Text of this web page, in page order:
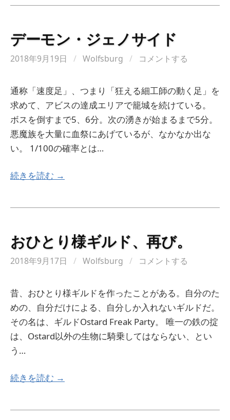
デーモン・ジェノサイド
2018年9月19日 / Wolfsburg / コメントする
通称「速度足」、つまり「狂える細工師の動く足」を
求めて、アビスの達成エリアで籠城を続けている。
ボスを倒すまで5、6分。次の湧きが始まるまで5分。
悪魔族を大量に血祭にあげているが、なかなか出な
い。 1/100の確率とは…
続きを読む →
おひとり様ギルド、再び。
2018年9月17日 / Wolfsburg / コメントする
昔、おひとり様ギルドを作ったことがある。自分のた
めの、自分だけによる、自分しか入れないギルドだ。
その名は、ギルドOstard Freak Party。 唯一の鉄の掟
は、Ostard以外の生物に騎乗してはならない、とい
う…
続きを読む →